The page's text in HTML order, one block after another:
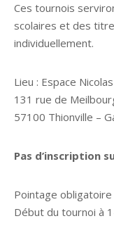
Ces tournois
scolaires et des
individuellement.
Lieu : Espace
131 rue de
57100 Thionville –
Pas d’inscription
Pointage
Début du tournoi à